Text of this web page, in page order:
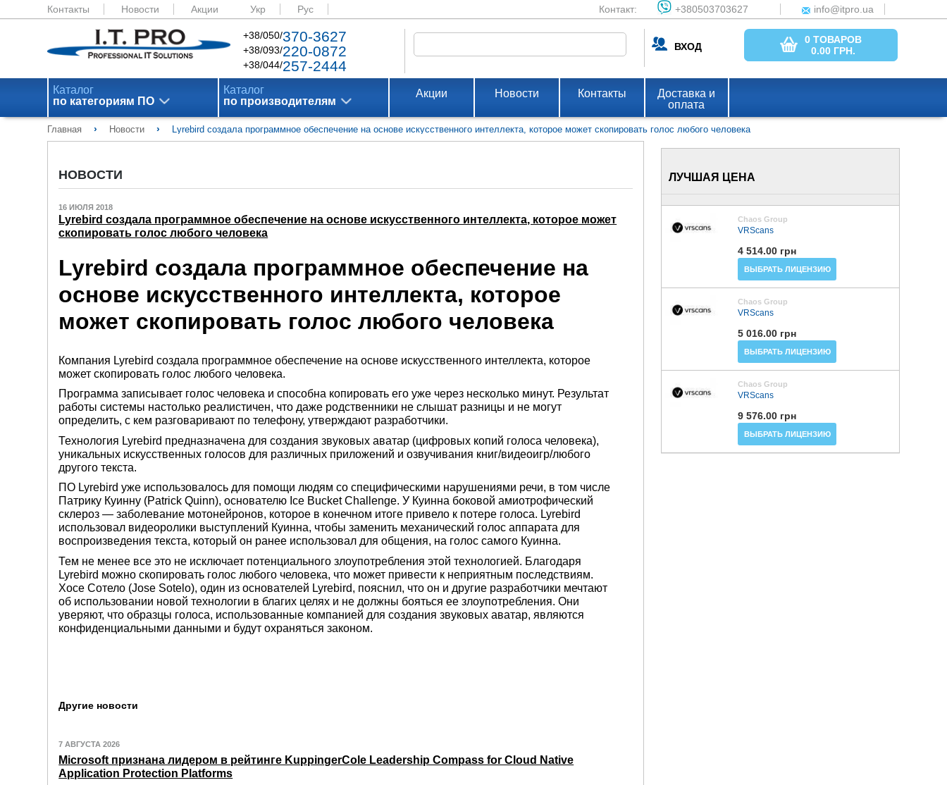
Контакты Новости Акции Укр Рус Контакт: +380503703627 info@itpro.ua
+38/050/370-3627
+38/093/220-0872
+38/044/257-2444
ВХОД
0 ТОВАРОВ
0.00 ГРН.
Каталог
по категориям ПО
Каталог
по производителям
Акции Новости Контакты
Доставка и
оплата
Главная › Новости › Lyrebird создала программное обеспечение на основе искусственного интеллекта, которое может скопировать голос любого человека
НОВОСТИ
16 ИЮЛЯ 2018
Lyrebird создала программное обеспечение на основе искусственного интеллекта, которое может
скопировать голос любого человека
Lyrebird создала программное обеспечение на
основе искусственного интеллекта, которое
может скопировать голос любого человека
Компания Lyrebird создала программное обеспечение на основе искусственного интеллекта, которое
может скопировать голос любого человека.
Программа записывает голос человека и способна копировать его уже через несколько минут. Результат
работы системы настолько реалистичен, что даже родственники не слышат разницы и не могут
определить, с кем разговаривают по телефону, утверждают разработчики.
Технология Lyrebird предназначена для создания звуковых аватар (цифровых копий голоса человека),
уникальных искусственных голосов для различных приложений и озвучивания книг/видеоигр/любого
другого текста.
ПО Lyrebird уже использовалось для помощи людям со специфическими нарушениями речи, в том числе
Патрику Куинну (Patrick Quinn), основателю Ice Bucket Challenge. У Куинна боковой амиотрофический
склероз — заболевание мотонейронов, которое в конечном итоге привело к потере голоса. Lyrebird
использовал видеоролики выступлений Куинна, чтобы заменить механический голос аппарата для
воспроизведения текста, который он ранее использовал для общения, на голос самого Куинна.
Тем не менее все это не исключает потенциального злоупотребления этой технологией. Благодаря
Lyrebird можно скопировать голос любого человека, что может привести к неприятным последствиям.
Хосе Сотело (Jose Sotelo), один из основателей Lyrebird, пояснил, что он и другие разработчики мечтают
об использовании новой технологии в благих целях и не должны бояться ее злоупотребления. Они
уверяют, что образцы голоса, использованные компанией для создания звуковых аватар, являются
конфиденциальными данными и будут охраняться законом.
Другие новости
7 АВГУСТА 2026
Microsoft признана лидером в рейтинге KuppingerCole Leadership Compass for Cloud Native
Application Protection Platforms
ЛУЧШАЯ ЦЕНА
Chaos Group
VRScans
4 514.00 грн
ВЫБРАТЬ ЛИЦЕНЗИЮ
Chaos Group
VRScans
5 016.00 грн
ВЫБРАТЬ ЛИЦЕНЗИЮ
Chaos Group
VRScans
9 576.00 грн
ВЫБРАТЬ ЛИЦЕНЗИЮ